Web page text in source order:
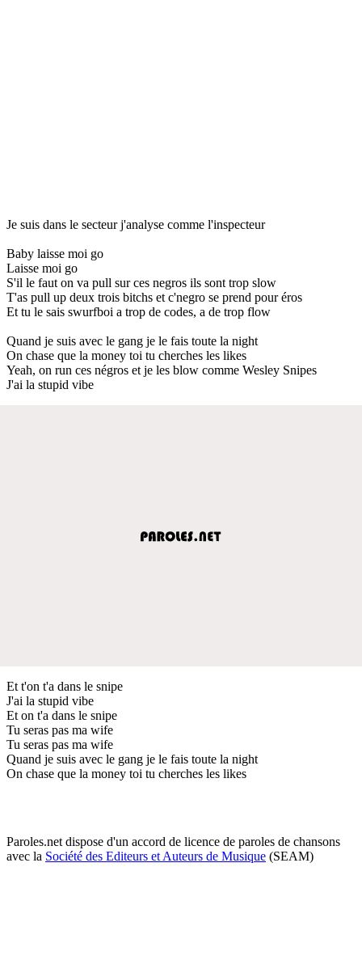
Je suis dans le secteur j'analyse comme l'inspecteur
Baby laisse moi go
Laisse moi go
S'il le faut on va pull sur ces negros ils sont trop slow
T'as pull up deux trois bitchs et c'negro se prend pour éros
Et tu le sais swurfboi a trop de codes, a de trop flow
Quand je suis avec le gang je le fais toute la night
On chase que la money toi tu cherches les likes
Yeah, on run ces négros et je les blow comme Wesley Snipes
J'ai la stupid vibe
Et t'on t'a dans le snipe
J'ai la stupid vibe
Et on t'a dans le snipe
Tu seras pas ma wife
Tu seras pas ma wife
Quand je suis avec le gang je le fais toute la night
On chase que la money toi tu cherches les likes
Paroles.net dispose d'un accord de licence de paroles de chansons
avec la Société des Editeurs et Auteurs de Musique (SEAM)